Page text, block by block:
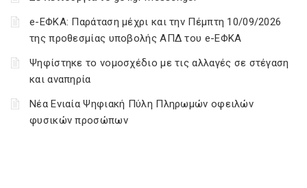
e-ΕΦΚΑ: Παράταση μέχρι και την Πέμπτη 10/09/2026
της προθεσμίας υποβολής ΑΠΔ του e-ΕΦΚΑ
Ψηφίστηκε το νομοσχέδιο με τις αλλαγές σε στέγαση
και αναπηρία
Νέα Ενιαία Ψηφιακή Πύλη Πληρωμών οφειλών
φυσικών προσώπων